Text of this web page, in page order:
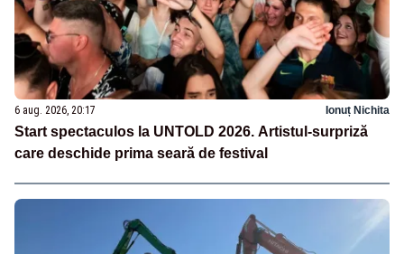
6 aug. 2026, 20:17 Ionuț Nichita
Start spectaculos la UNTOLD 2026. Artistul-surpriză
care deschide prima seară de festival